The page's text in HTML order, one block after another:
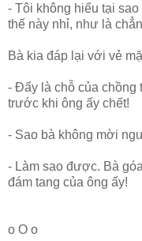
- Tôi không hiểu tại
thế này nhỉ, như là
Bà kia đáp lại với vẻ
- Đấy là chỗ của chồng
trước khi ông ấy chết!
- Sao bà không mời
- Làm sao được. Bà
đám tang của ông ấy!
o O o